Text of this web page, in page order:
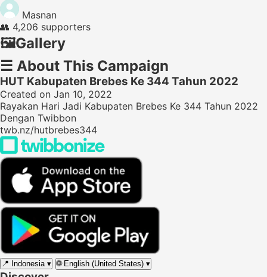
Masnan
👥 4,206 supporters
🖼️Gallery
☰ About This Campaign
HUT Kabupaten Brebes Ke 344 Tahun 2022
Created on Jan 10, 2022
Rayakan Hari Jadi Kabupaten Brebes Ke 344 Tahun 2022
Dengan Twibbon
twb.nz/hutbrebes344
📍 Indonesia ▾ 🌐 English (United States) ▾